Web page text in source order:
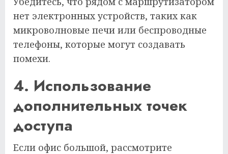
нет электронных устройств, таких как
микроволновые печи или беспроводные
телефоны, которые могут создавать
помехи.
4. Использование
дополнительных точек
доступа
Если офис большой, рассмотрите